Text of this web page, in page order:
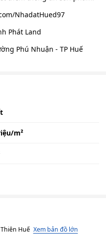
NhadatHued97
Phát Land
Phú Nhuận - TP Huế
m²
Huế Xem bản đồ lớn